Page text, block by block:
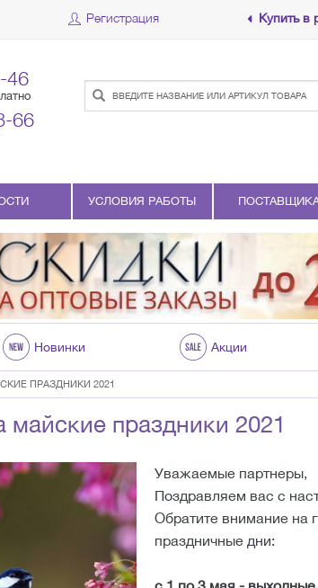
Регистрация Купить в
46
66
УСЛОВИЯ РАБОТЫ
Новинки Акции
ПРАЗДНИКИ 2021
праздники 2021
Уважаемые партнеры,
Поздравляем вас с
Обратите внимание на
праздничные дни: